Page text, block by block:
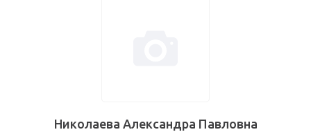
Николаева Александра Павловна